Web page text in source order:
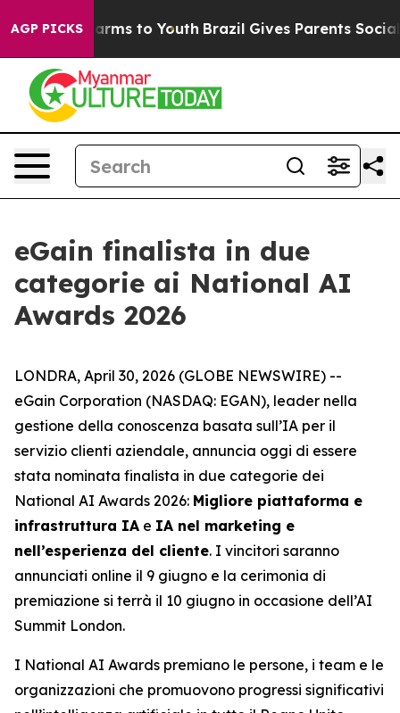
AGP PICKSHarms to Youth Brazil Gives Parents Social
eGain finalista in due
categorie ai National AI
Awards 2026
LONDRA, April 30, 2026 (GLOBE NEWSWIRE) --
eGain Corporation (NASDAQ: EGAN), leader nella
gestione della conoscenza basata sull’IA per il
servizio clienti aziendale, annuncia oggi di essere
stata nominata finalista in due categorie dei
National AI Awards 2026: Migliore piattaforma e
infrastruttura IA e IA nel marketing e
nell’esperienza del cliente. I vincitori saranno
annunciati online il 9 giugno e la cerimonia di
premiazione si terrà il 10 giugno in occasione dell’AI
Summit London.
I National AI Awards premiano le persone, i team e le
organizzazioni che promuovono progressi significativi